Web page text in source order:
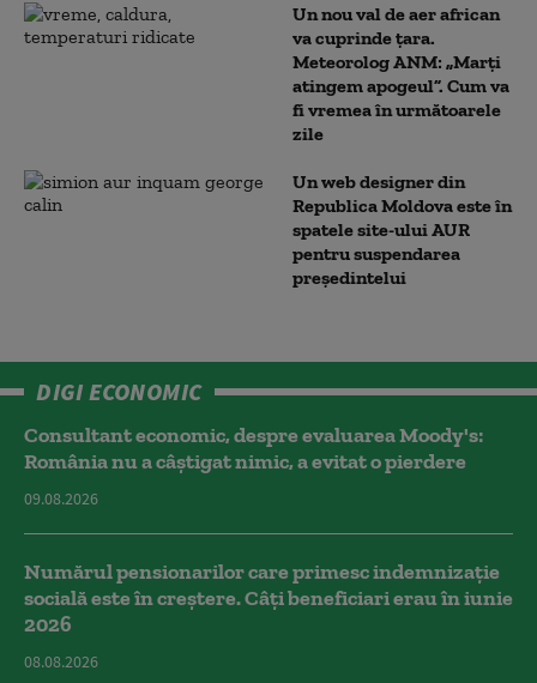
Un nou val de aer african
va cuprinde țara.
Meteorolog ANM: „Marți
atingem apogeul”. Cum va
fi vremea în următoarele
zile
Un web designer din
Republica Moldova este în
spatele site-ului AUR
pentru suspendarea
președintelui
DIGI ECONOMIC
Consultant economic, despre evaluarea Moody's:
România nu a câştigat nimic, a evitat o pierdere
09.08.2026
Numărul pensionarilor care primesc indemnizaţie
socială este în creștere. Câți beneficiari erau în iunie
2026
08.08.2026